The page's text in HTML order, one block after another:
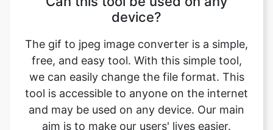
free, and easy tool. With this simple tool,
we can easily change the file format. This
tool is accessible to anyone on the internet
and may be used on any device. Our main
aim is to make our users' lives easier.
Converting image from gif to jpeg format
has no effect on its quality. The quality of
the file will be similar to the original. This